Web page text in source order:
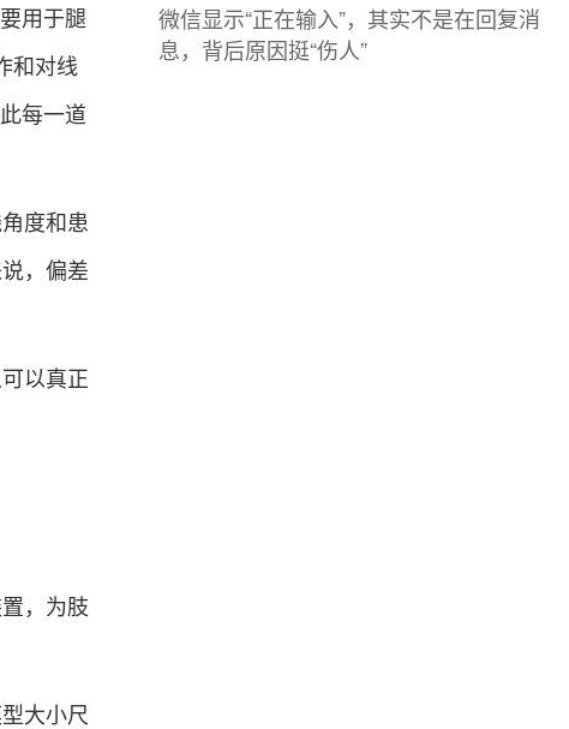
用于腿
和对线
每一道
度和患
，偏差
以真正
，为肢
大小尺
微信显示“正在输入”，其实不是在回复消
息，背后原因挺“伤人”